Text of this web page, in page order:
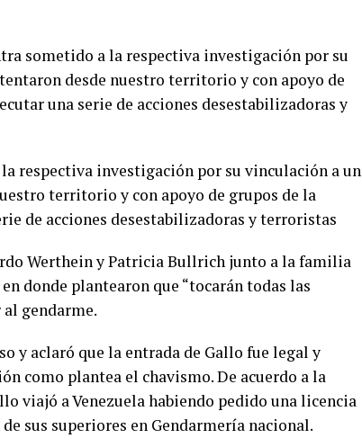
sometido a la respectiva investigación por su
desde nuestro territorio y con apoyo de
una serie de acciones desestabilizadoras y
respectiva investigación por su vinculación a un
territorio y con apoyo de grupos de la
de acciones desestabilizadoras y terroristas
Werthein y Patricia Bullrich junto a la familia
donde plantearon que “tocarán todas las
gendarme.
y aclaró que la entrada de Gallo fue legal y
como plantea el chavismo. De acuerdo a la
viajó a Venezuela habiendo pedido una licencia
sus superiores en Gendarmería nacional.